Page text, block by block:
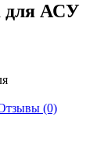
для АСУ
(0)